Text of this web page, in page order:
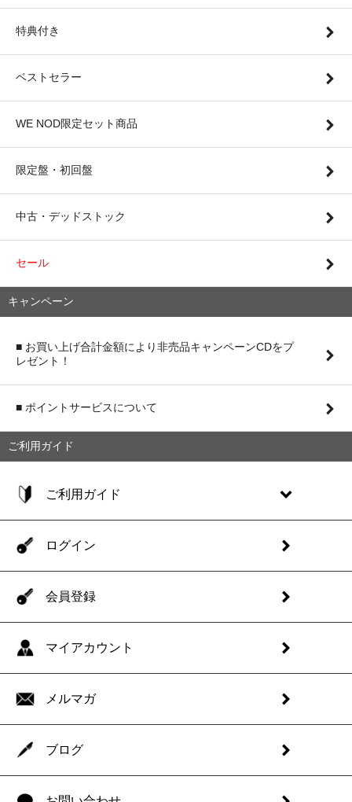
特典付き
ベストセラー
WE NOD限定セット商品
限定盤・初回盤
中古・デッドストック
セール
キャンペーン
■ お買い上げ合計金額により非売品キャンペーンCDをプ
レゼント！
■ ポイントサービスについて
ご利用ガイド
ご利用ガイド
ログイン
会員登録
マイアカウント
メルマガ
ブログ